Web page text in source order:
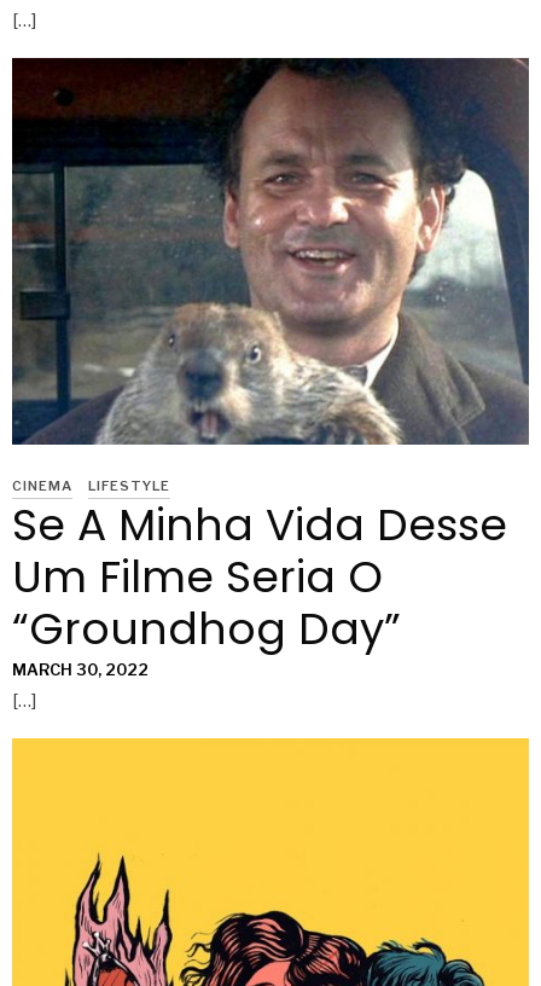
[…]
CINEMA LIFESTYLE
Se A Minha Vida Desse
Um Filme Seria O
“Groundhog Day”
MARCH 30, 2022
[…]